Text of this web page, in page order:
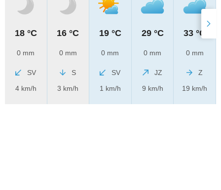
18 °C
0 mm
SV
4 km/h
16 °C
0 mm
S
3 km/h
19 °C
0 mm
SV
1 km/h
29 °C
0 mm
JZ
9 km/h
33 °C
0 mm
Z
19 km/h